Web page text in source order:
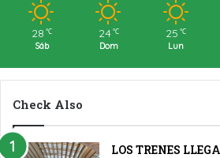
28 ℃
Sáb
24 ℃
Dom
25 ℃
Lun
Check Also
LOS TRENES